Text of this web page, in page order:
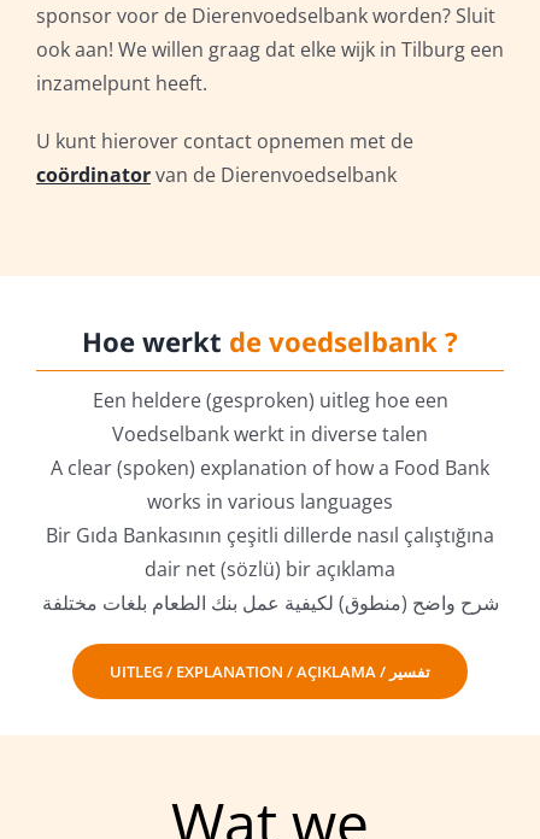
sponsor voor de Dierenvoedselbank worden? Sluit
ook aan! We willen graag dat elke wijk in Tilburg een
inzamelpunt heeft.
U kunt hierover contact opnemen met de
coördinatorvan de Dierenvoedselbank
Hoe werkt de voedselbank ?
Een heldere (gesproken) uitleg hoe een
Voedselbank werkt in diverse talen
A clear (spoken) explanation of how a Food Bank
works in various languages
Bir Gıda Bankasının çeşitli dillerde nasıl çalıştığına
dair net (sözlü) bir açıklama
شرح واضح (منطوق) لكيفية عمل بنك الطعام بلغات مختلفة
UITLEG / EXPLANATION / AÇIKLAMA / تفسير
Wat we